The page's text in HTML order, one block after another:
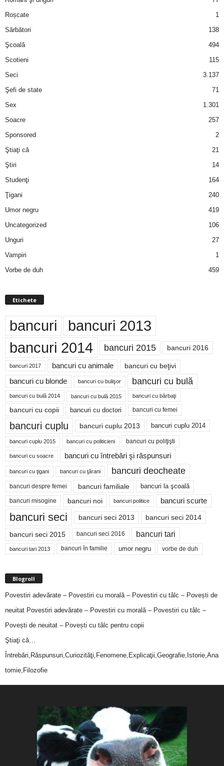
Roșcate
1
Sărbători
138
Şcoală
494
Scotieni
115
Seci
3.137
Şefi de state
71
Sex
1.301
Soacre
257
Sponsored
2
Ştiaţi că
21
Ştiri
14
Studenţi
164
Ţigani
240
Umor negru
419
Uncategorized
106
Unguri
27
Vampiri
1
Vorbe de duh
459
Etichete
bancuri bancuri 2013
bancuri 2014 bancuri 2015 bancuri 2016
bancuri 2017 bancuri cu animale bancuri cu beţivi
bancuri cu blonde bancuri cu bulişor bancuri cu bulă
bancuri cu bulă 2014 bancuri cu bulă 2015 bancuri cu bărbaţi
bancuri cu copii bancuri cu doctori bancuri cu femei
bancuri cuplu bancuri cuplu 2013 bancuri cuplu 2014
bancuri cuplu 2015 bancuri cu politicieni bancuri cu poliţişti
bancuri cu soacre bancuri cu întrebări şi răspunsuri
bancuri cu ţigani bancuri cu ţărani bancuri deocheate
bancuri despre femei bancuri familiale bancuri la şcoală
bancuri misogine bancuri noi bancuri politice bancuri scurte
bancuri seci bancuri seci 2013 bancuri seci 2014
bancuri seci 2015 bancuri seci 2016 bancuri tari
bancuri tari 2013 bancuri în familie umor negru vorbe de duh
Blogroll
Povestiri adevărate – Povestiri cu morală – Povestiri cu tâlc – Povești de
neuitat Povestiri adevărate – Povestiri cu morală – Povestiri cu tâlc –
Povești de neuitat – Povești cu tâlc pentru copii
Ştiaţi că…
Întrebări,Răspunsuri,Curiozităţi,Fenomene,Explicaţii,Geografie,Istorie,Ana
tomie,Filozofie